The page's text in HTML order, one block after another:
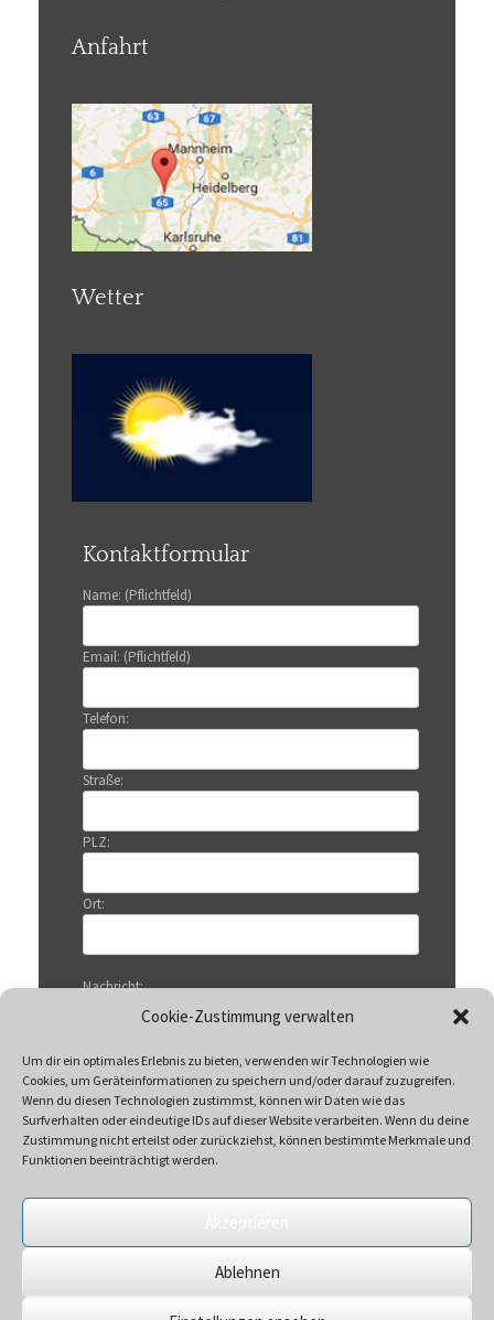
Cookie-Zustimmung verwalten
Um dir ein optimales Erlebnis zu bieten, verwenden wir Technologien wie
Cookies, um Geräteinformationen zu speichern und/oder darauf zuzugreifen.
Wenn du diesen Technologien zustimmst, können wir Daten wie das
Surfverhalten oder eindeutige IDs auf dieser Website verarbeiten. Wenn du deine
Zustimmung nicht erteilst oder zurückziehst, können bestimmte Merkmale und
Funktionen beeinträchtigt werden.
Ablehnen
Anfahrt
Wetter
Kontaktformular
Name: (Pflichtfeld)
Email: (Pflichtfeld)
Telefon:
Straße:
PLZ:
Ort:
Nachricht:
Mit Klicken auf „Senden“ akzeptieren Sie unsere
Datenschutzerklärung